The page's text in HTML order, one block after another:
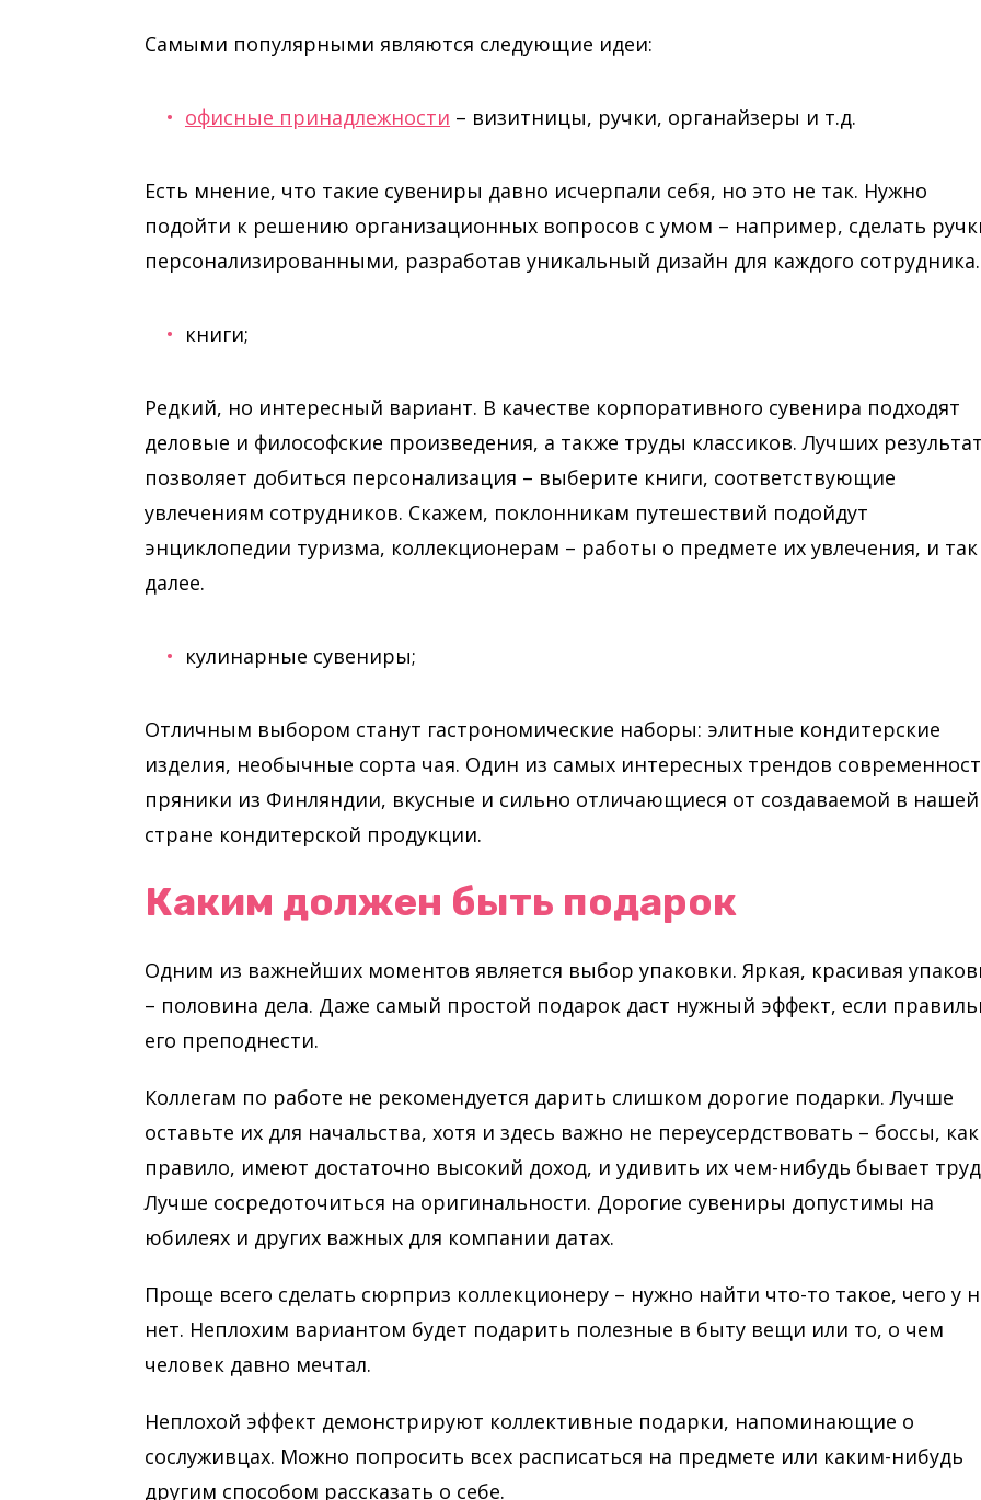
Самыми популярными являются следующие идеи:
офисные принадлежности – визитницы, ручки, органайзеры и т.д.
Есть мнение, что такие сувениры давно исчерпали себя, но это не так. Нужно
подойти к решению организационных вопросов с умом – например, сделать
персонализированными, разработав уникальный дизайн для каждого сотрудника.
книги;
Редкий, но интересный вариант. В качестве корпоративного сувенира подходят
деловые и философские произведения, а также труды классиков. Лучших
позволяет добиться персонализация – выберите книги, соответствующие
увлечениям сотрудников. Скажем, поклонникам путешествий подойдут
энциклопедии туризма, коллекционерам – работы о предмете их увлечения, и так
далее.
кулинарные сувениры;
Отличным выбором станут гастрономические наборы: элитные кондитерские
изделия, необычные сорта чая. Один из самых интересных трендов
пряники из Финляндии, вкусные и сильно отличающиеся от создаваемой в нашей
стране кондитерской продукции.
Каким должен быть подарок
Одним из важнейших моментов является выбор упаковки. Яркая, красивая
– половина дела. Даже самый простой подарок даст нужный эффект, если
его преподнести.
Коллегам по работе не рекомендуется дарить слишком дорогие подарки. Лучше
оставьте их для начальства, хотя и здесь важно не переусердствовать – боссы, как
правило, имеют достаточно высокий доход, и удивить их чем-нибудь бывает
Лучше сосредоточиться на оригинальности. Дорогие сувениры допустимы на
юбилеях и других важных для компании датах.
Проще всего сделать сюрприз коллекционеру – нужно найти что-то такое, чего у
нет. Неплохим вариантом будет подарить полезные в быту вещи или то, о чем
человек давно мечтал.
Неплохой эффект демонстрируют коллективные подарки, напоминающие о
сослуживцах. Можно попросить всех расписаться на предмете или каким-нибудь
другим способом рассказать о себе.